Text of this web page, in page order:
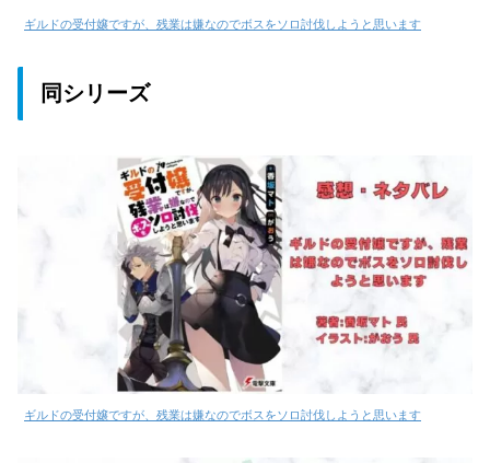
ギルドの受付嬢ですが、残業は嫌なのでボスをソロ討伐しようと思います
同シリーズ
ギルドの受付嬢ですが、残業は嫌なのでボスをソロ討伐しようと思います